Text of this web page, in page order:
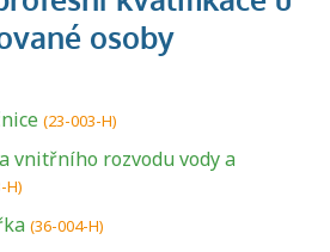
(23-003-H)
vnitřního rozvodu vody a
H)
(36-004-H)